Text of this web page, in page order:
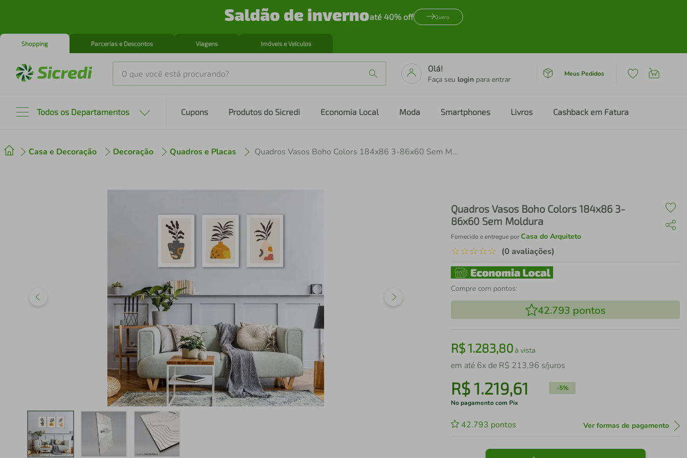
Saldão de invernoaté 40% off Quero
Shopping Parcerias e Descontos Viagens Imóveis e Veículos
O que você está procurando?
Olá!
Faça seu login para entrar
Meus Pedidos
Todos os Departamentos Cupons Produtos do Sicredi Economia Local Moda Smartphones Livros Cashback em Fatura
Casa e Decoração Decoração Quadros e Placas Quadros Vasos Boho Colors 184x86 3-86x60 Sem Moldura
Quadros Vasos Boho Colors 184x86 3-
86x60 Sem Moldura
Fornecido e entregue porCasa do Arquiteto
☆☆☆☆☆ (0 avaliações)
Compre com pontos:
42.793 pontos
R$1.283,80à vista
em até 6x de R$ 213,96 s/juros
R$1.219,61 -5%
No pagamento com Pix
42.793 pontos Ver formas de pagamento
º cafeteira